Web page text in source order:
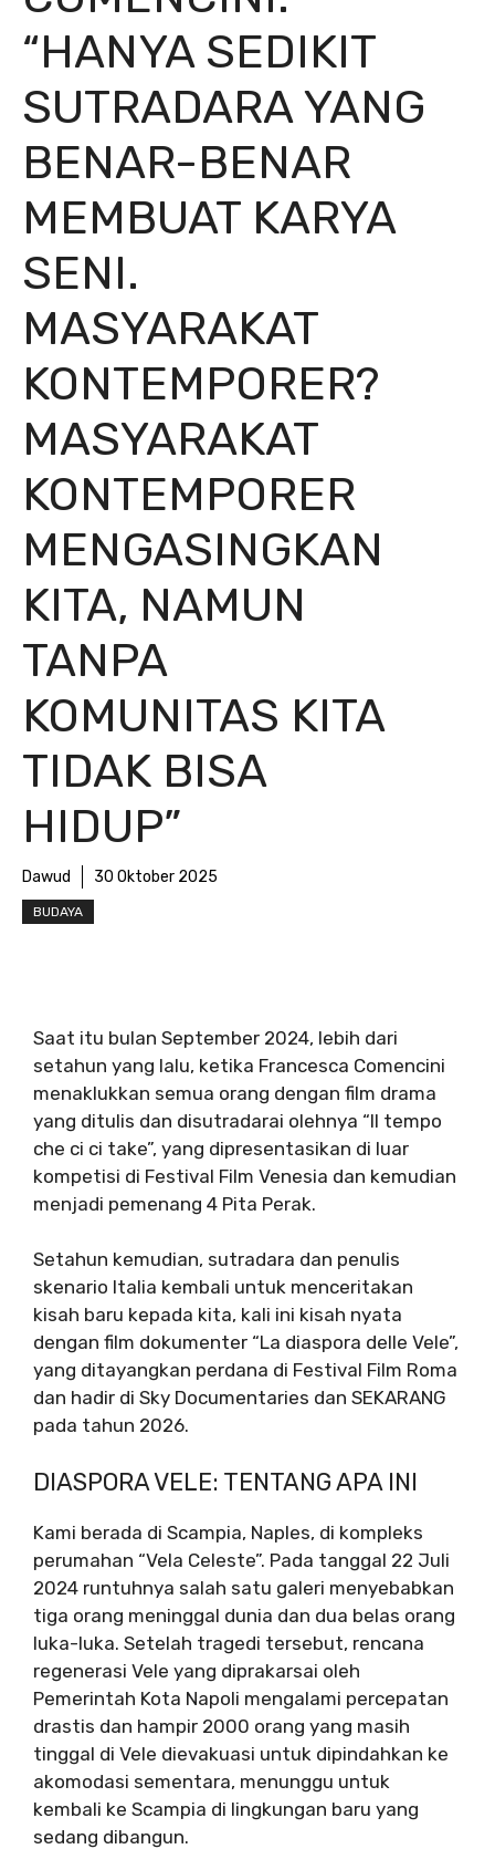
“HANYA SEDIKIT
SUTRADARA YANG
BENAR-BENAR
MEMBUAT KARYA
SENI.
MASYARAKAT
KONTEMPORER?
MASYARAKAT
KONTEMPORER
MENGASINGKAN
KITA, NAMUN
TANPA
KOMUNITAS KITA
TIDAK BISA
HIDUP”
Dawud 30 Oktober 2025
BUDAYA
Saat itu bulan September 2024, lebih dari
setahun yang lalu, ketika Francesca Comencini
menaklukkan semua orang dengan film drama
yang ditulis dan disutradarai olehnya “Il tempo
che ci ci take”, yang dipresentasikan di luar
kompetisi di Festival Film Venesia dan kemudian
menjadi pemenang 4 Pita Perak.
Setahun kemudian, sutradara dan penulis
skenario Italia kembali untuk menceritakan
kisah baru kepada kita, kali ini kisah nyata
dengan film dokumenter “La diaspora delle Vele”,
yang ditayangkan perdana di Festival Film Roma
dan hadir di Sky Documentaries dan SEKARANG
pada tahun 2026.
DIASPORA VELE: TENTANG APA INI
Kami berada di Scampia, Naples, di kompleks
perumahan “Vela Celeste”. Pada tanggal 22 Juli
2024 runtuhnya salah satu galeri menyebabkan
tiga orang meninggal dunia dan dua belas orang
luka-luka. Setelah tragedi tersebut, rencana
regenerasi Vele yang diprakarsai oleh
Pemerintah Kota Napoli mengalami percepatan
drastis dan hampir 2000 orang yang masih
tinggal di Vele dievakuasi untuk dipindahkan ke
akomodasi sementara, menunggu untuk
kembali ke Scampia di lingkungan baru yang
sedang dibangun.